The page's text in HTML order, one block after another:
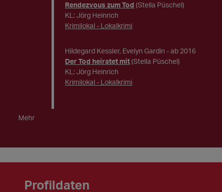
Rendezvous zum Tod (Stella Püschel)
KL: Jörg Heinrich
Krimilokal - Lokalkrimi
Hildegard Kessler, Evelyn Gardin - ab 2016
Der Tod heiratet mit (Stella Püschel)
KL: Jörg Heinrich
Krimilokal - Lokalkrimi
Mehr
Profildaten